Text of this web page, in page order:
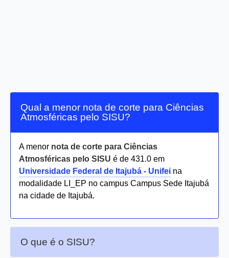
Qual a menor nota de corte para Ciências
Atmosféricas pelo SISU?
A menor nota de corte para Ciências
Atmosféricas pelo SISU é de 431.0 em
Universidade Federal de Itajubá - Unifei na
modalidade LI_EP no campus Campus Sede Itajubá
na cidade de Itajubá.
O que é o SISU?